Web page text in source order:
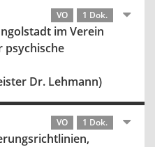
VO 1 Dok.
im Verein
psychische
Dr. Lehmann)
VO 1 Dok.